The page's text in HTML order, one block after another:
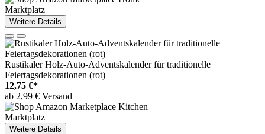
Marktplatz
Weitere Details
Rustikaler Holz-Auto-Adventskalender für traditionelle
Feiertagsdekorationen (rot)
12,75 €*
ab 2,99 € Versand
Marktplatz
Weitere Details